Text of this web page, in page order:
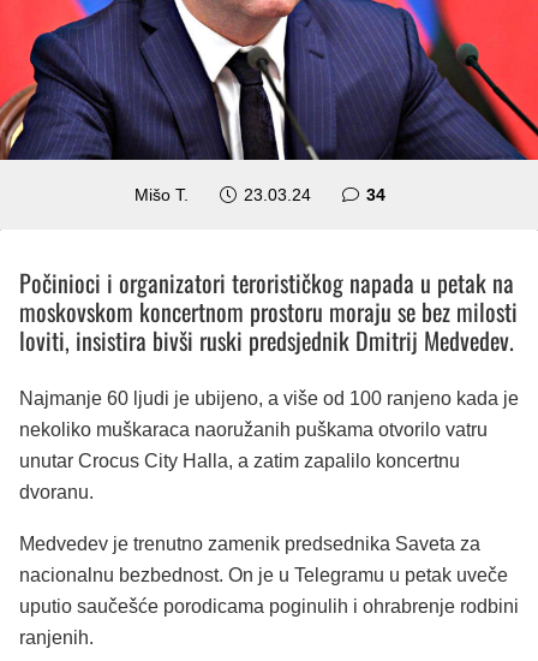
Mišo T. 23.03.24 34komentara
Počinioci i organizatori terorističkog napada u petak na
moskovskom koncertnom prostoru moraju se bez milosti
loviti, insistira bivši ruski predsjednik Dmitrij Medvedev.
Najmanje 60 ljudi je ubijeno, a više od 100 ranjeno kada je
nekoliko muškaraca naoružanih puškama otvorilo vatru
unutar Crocus City Halla, a zatim zapalilo koncertnu
dvoranu.
Medvedev je trenutno zamenik predsednika Saveta za
nacionalnu bezbednost. On je u Telegramu u petak uveče
uputio saučešće porodicama poginulih i ohrabrenje rodbini
ranjenih.